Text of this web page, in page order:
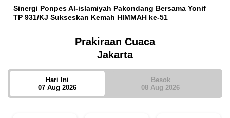
Sinergi Ponpes Al-islamiyah Pakondang Bersama Yonif
TP 931/KJ Sukseskan Kemah HIMMAH ke-51
Prakiraan Cuaca
Jakarta
Hari Ini
07 Aug 2026
Besok
08 Aug 2026